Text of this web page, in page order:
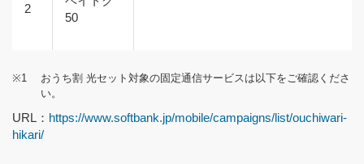
2
50
※1
おうち割 光セット対象の固定通信サービスは以下をご確認くださ
い。
URL： https://www.softbank.jp/mobile/campaigns/list/ouchiwari-
hikari/